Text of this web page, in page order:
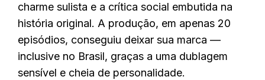
charme sulista e a crítica social embutida na
história original. A produção, em apenas 20
episódios, conseguiu deixar sua marca —
inclusive no Brasil, graças a uma dublagem
sensível e cheia de personalidade.